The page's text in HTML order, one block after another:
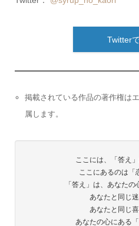
Twitter
掲載されている作品の著作権は
属します。
ここには、「答え
ここにあるのは「
「答え」は、あなたの
あなたと同じ迷
あなたと同じ喜
あなたの心にある「